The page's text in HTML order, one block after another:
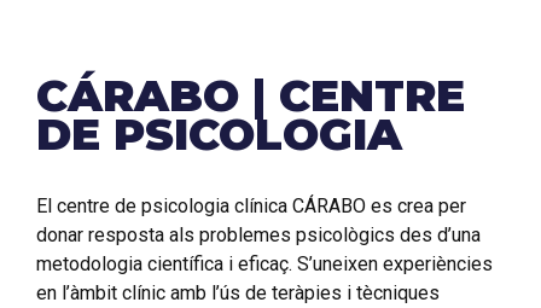
CÁRABO | CENTRE
DE PSICOLOGIA
El centre de psicologia clínica CÁRABO es crea per
donar resposta als problemes psicològics des d’una
metodologia científica i eficaç. S’uneixen experiències
en l’àmbit clínic amb l’ús de teràpies i tècniques